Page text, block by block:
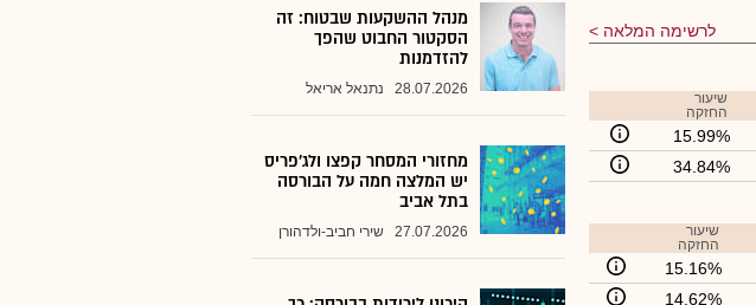
לרשימה המלאה
שיעור
החזקה
15.99%
34.84%
שיעור
החזקה
15.16%
14.62%
מנהל ההשקעות שבטוח: זה
הסקטור החבוט שהפך
להזדמנות
28.07.2026 נתנאל אריאל
מחזורי המסחר קפצו ולג'פריס
יש המלצה חמה על הבורסה
בתל אביב
27.07.2026 שירי חביב-ולדהורן